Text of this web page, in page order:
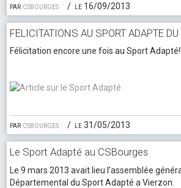
Photos
Sondages
par csbourges le 16/09/2013
FELICITATIONS AU SPORT ADAPTE
par csbourges le 31/05/2013
Félicitation encore une fois au Sport Adapté!!
Le Sport Adapté au CSBourges
Le 9 mars 2013 avait lieu l’assemblée
Départemental du Sport Adapté a Vierzon.